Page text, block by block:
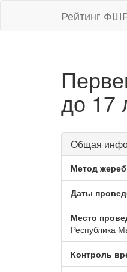
Рейтинг
до 17
Общая
Метод
Даты
Место
Республика
Контроль